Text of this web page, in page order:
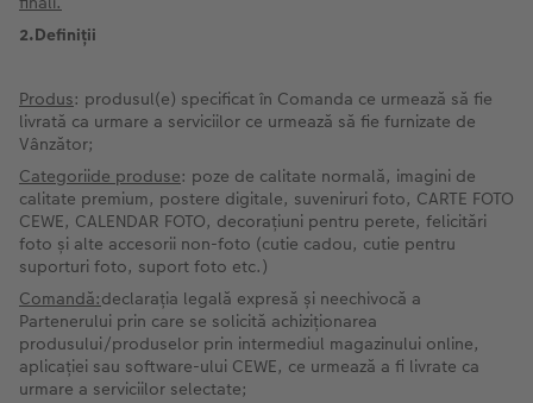
Fotosticker
Sticker instant
Decorațiuni de perete din mai multe părți
Bandă foto
Fotografii retro XXL
CEWE FOTOCARTE Kids
2.Definiții
Produs: produsul(e) specificat în Comanda ce urmează să fie
livrată ca urmare a serviciilor ce urmează să fie furnizate de
Vânzător;
Categoriide produse: poze de calitate normală, imagini de
calitate premium, postere digitale, suveniruri foto, CARTE FOTO
CEWE, CALENDAR FOTO, decorațiuni pentru perete, felicitări
foto și alte accesorii non-foto (cutie cadou, cutie pentru
suporturi foto, suport foto etc.)
Comandă:declarația legală expresă și neechivocă a
Partenerului prin care se solicită achiziționarea
produsului/produselor prin intermediul magazinului online,
aplicației sau software-ului CEWE, ce urmează a fi livrate ca
urmare a serviciilor selectate;